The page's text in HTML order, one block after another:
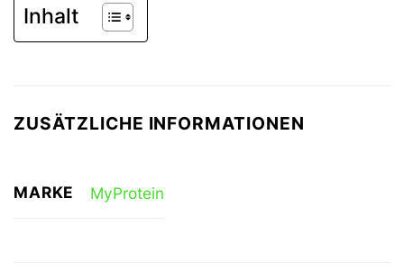
Inhalt
ZUSÄTZLICHE INFORMATIONEN
MARKE MyProtein